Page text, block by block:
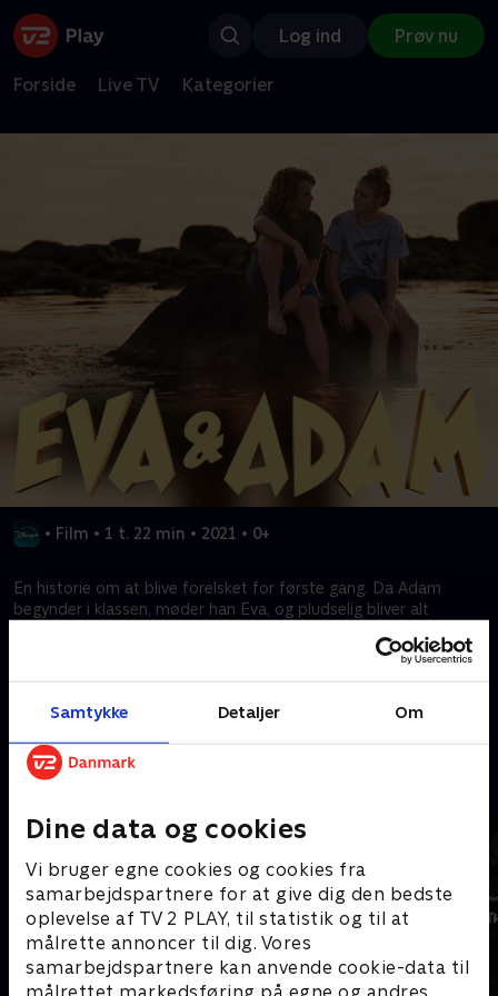
Samtykke Detaljer Om
Dine data og cookies
Vi bruger egne cookies og cookies fra
samarbejdspartnere for at give dig den bedste
oplevelse af TV 2 PLAY, til statistik og til at
målrette annoncer til dig. Vores
samarbejdspartnere kan anvende cookie-data til
Log ind Prøv nu
Forside Live TV Kategorier
• Film • 1 t. 22 min • 2021 • 0+
En historie om at blive forelsket for første gang. Da Adam
begynder i klassen, møder han Eva, og pludselig bliver alt
Kræver tilkøb